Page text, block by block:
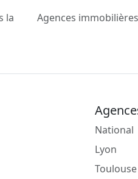
la
Agences
National
Lyon
Toulouse